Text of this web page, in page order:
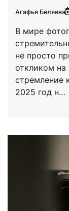
Агафья Беляева
В мире
не просто
откликом
стремление
2025 год н…